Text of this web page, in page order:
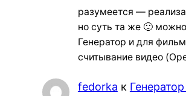
разумеется —
но суть та же 🙂
Генератор и для
считывание видео
fedorka к